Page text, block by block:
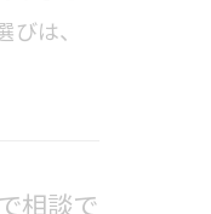
は、
相談で